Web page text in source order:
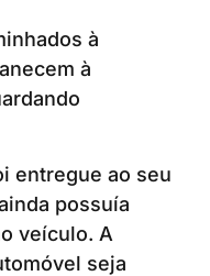
à
à
entregue ao seu
possuía
veículo. A
seja